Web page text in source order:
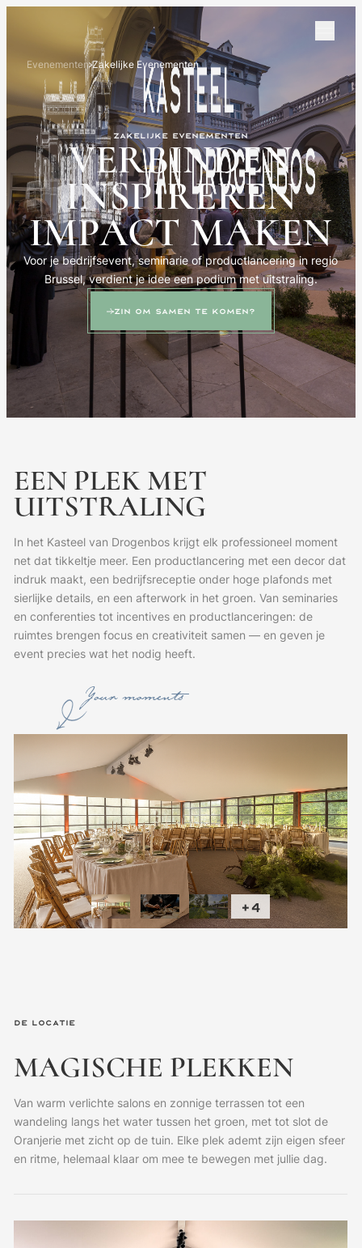
Evenementen Zakelijke Evenementen
Zakelijke evenementen
VERBINDEN
INSPIREREN
IMPACT MAKEN
Voor je bedrijfsevent, seminarie of productlancering in regio
Brussel, verdient je idee een podium met uitstraling.
Zin om samen te komen?
EEN PLEK MET
UITSTRALING
In het Kasteel van Drogenbos krijgt elk professioneel moment
net dat tikkeltje meer. Een productlancering met een decor dat
indruk maakt, een bedrijfsreceptie onder hoge plafonds met
sierlijke details, en een afterwork in het groen.Van seminaries
en conferenties tot incentives en productlanceringen: de
ruimtes brengen focus en creativiteit samen — en geven je
event precies wat het nodig heeft.
Your moments
+4
De locatie
MAGISCHE PLEKKEN
Van warm verlichte salons en zonnige terrassen tot een
wandeling langs het water tussen het groen, met tot slot de
Oranjerie met zicht op de tuin. Elke plek ademt zijn eigen sfeer
en ritme, helemaal klaar om mee te bewegen met jullie dag.